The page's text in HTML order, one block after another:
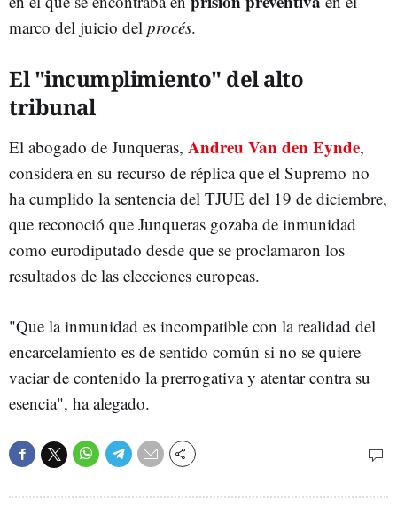
marco del juicio del procés.
El "incumplimiento" del alto
tribunal
El abogado de Junqueras, Andreu Van den Eynde,
considera en su recurso de réplica que el Supremo no
ha cumplido la sentencia del TJUE del 19 de diciembre,
que reconoció que Junqueras gozaba de inmunidad
como eurodiputado desde que se proclamaron los
resultados de las elecciones europeas.
"Que la inmunidad es incompatible con la realidad del
encarcelamiento es de sentido común si no se quiere
vaciar de contenido la prerrogativa y atentar contra su
esencia", ha alegado.